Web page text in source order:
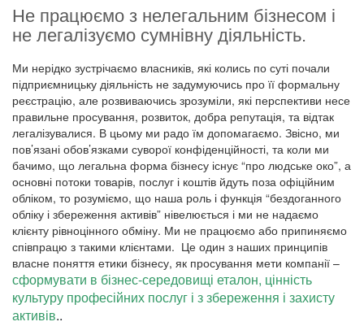
Не працюємо з нелегальним бізнесом і
не легалізуємо сумнівну діяльність.
Ми нерідко зустрічаємо власників, які колись по суті почали
підприємницьку діяльність не задумуючись про її формальну
реєстрацію, але розвиваючись зрозуміли, які перспективи несе
правильне просування, розвиток, добра репутація, та відтак
легалізувалися. В цьому ми радо їм допомагаємо. Звісно, ми
пов’язані обов’язками суворої конфіденційності, та коли ми
бачимо, що легальна форма бізнесу існує “про людське око”, а
основні потоки товарів, послуг і коштів йдуть поза офіційним
обліком, то розуміємо, що наша роль і функція “бездоганного
обліку і збереження активів” нівелюється і ми не надаємо
клієнту рівноцінного обміну. Ми не працюємо або припиняємо
співпрацю з такими клієнтами. Це один з наших принципів
власне поняття етики бізнесу, як просування мети компанії –
сформувати в бізнес-середовищі еталон, цінність
культуру професійних послуг і з збереження і захисту
активів..